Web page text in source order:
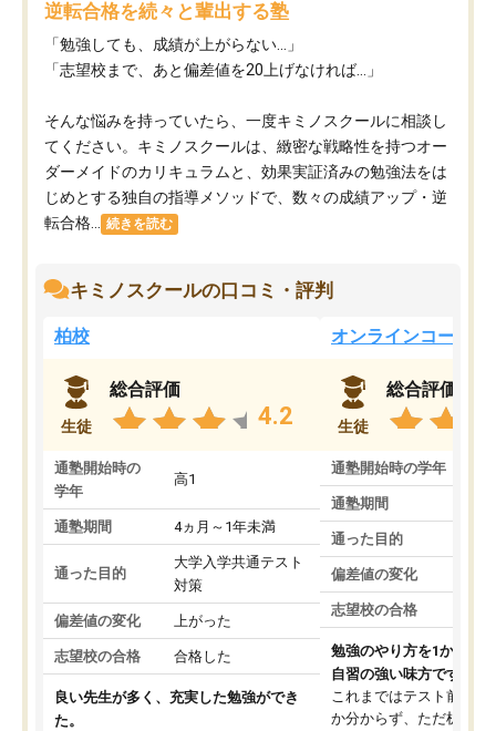
逆転合格を続々と輩出する塾
「勉強しても、成績が上がらない…」
「志望校まで、あと偏差値を20上げなければ…」
そんな悩みを持っていたら、一度キミノスクールに相談し
てください。キミノスクールは、緻密な戦略性を持つオー
ダーメイドのカリキュラムと、効果実証済みの勉強法をは
じめとする独自の指導メソッドで、数々の成績アップ・逆
転合格...
続きを読む
キミノスクールの口コミ・評判
柏校
生徒
総合評価
4.2
通塾開始時の
学年
高1
通塾期間 4ヵ月～1年未満
通った目的
大学入学共通テスト
対策
偏差値の変化 上がった
志望校の合格 合格した
良い先生が多く、充実した勉強ができ
た。
オンラインコース
生徒
総合評価
通塾開始時の学年
通塾期間
通った目的
偏差値の変化
志望校の合格
勉強のやり方を1から教
自習の強い味方です。
これまではテスト前に何
か分からず、ただ机に座